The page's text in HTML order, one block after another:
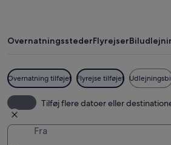
OvernatningsstederFlyrejser
Overnatning tilføjet Flyrejse tilføjet
Tilføj flere datoer eller
Fra